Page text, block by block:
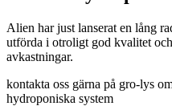
Alien har just lanserat en lång
utförda i otroligt god kvalitet
avkastningar.
kontakta oss gärna på gro-lys
hydroponiska system